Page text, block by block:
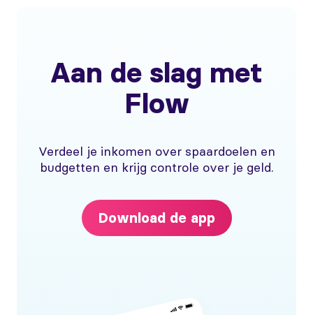
Aan de slag met
Flow
Verdeel je inkomen over spaardoelen en
budgetten en krijg controle over je geld.
Download de app